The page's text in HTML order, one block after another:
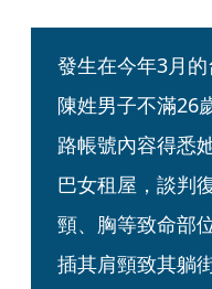
發生在今年3月
陳姓男子不滿26
路帳號內容得悉
巴女租屋，談判
頸、胸等致命部
插其肩頸致其躺